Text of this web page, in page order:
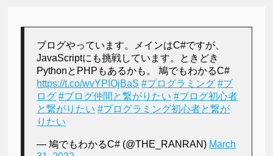
ブログやっています。メインはC#ですが、
JavaScriptにも挑戦しています。ときどき
PythonとPHPもあるかも。 鳩でもわかるC#
https://t.co/wvYPIOjBaS #プログラミング #ブ
ログ #ブログ仲間と繋がりたい #ブログ初心者
と繋がりたい #プログラミング初心者と繋が
りたい
— 鳩でもわかるC# (@THE_RANRAN) March